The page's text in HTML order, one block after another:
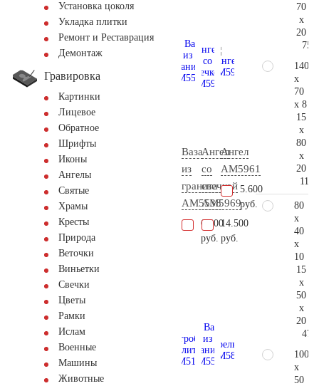
Установка цоколя
Укладка плитки
Ремонт и Реставрация
Демонтаж
Гравировка
Картинки
Лицевое
Обратное
Шрифты
Иконы
Ангелы
Святые
Храмы
Кресты
Природа
Веточки
Виньетки
Свечки
Цветы
Рамки
Ислам
Военные
Машины
Животные
Ваза
из
гранита
AM5538
6.300
руб.
Ангел
со
свечкой
AM5969
14.500
руб.
Ангел
AM5961
5.600
руб.
70
x
20
140
x
70
x 8
15
x
80
x
20
80
x
40
x
10
15
x
50
x
20
100
x
50